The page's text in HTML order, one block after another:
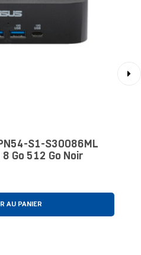
S1-S30086ML
8 Go 512 Go Noir
AU PANIER